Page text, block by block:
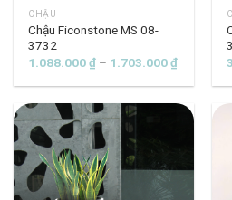
CHẬU
Chậu Ficonstone MS 08-
3732
1.088.000₫ – 1.703.000₫
từ
đến
1.703.000